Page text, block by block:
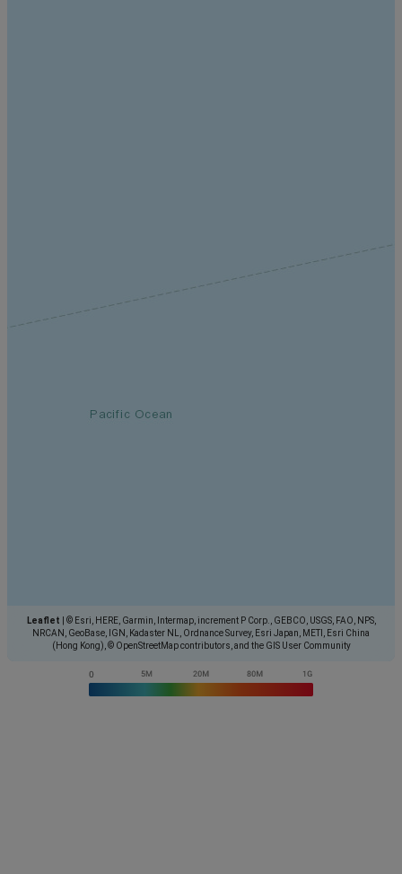
Leaflet
© Esri, HERE, Garmin, Intermap, increment P Corp., GEBCO, USGS, FAO, NPS,
NRCAN, GeoBase, IGN, Kadaster NL, Ordnance Survey, Esri Japan, METI, Esri China
(Hong Kong), © OpenStreetMap contributors, and the GIS User Community